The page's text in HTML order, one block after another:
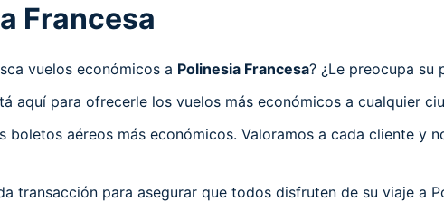
Francesa
vuelos económicos a Polinesia Francesa? ¿Le preocupa su
aquí para ofrecerle los vuelos más económicos a cualquier
boletos aéreos más económicos. Valoramos a cada cliente y
transacción para asegurar que todos disfruten de su viaje a